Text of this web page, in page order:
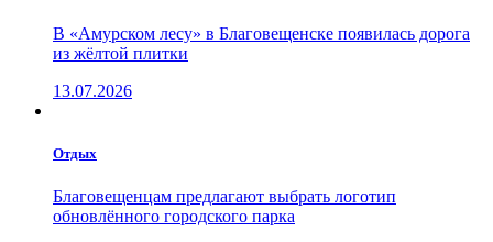
В «Амурском лесу» в Благовещенске появилась дорога
из жёлтой плитки
13.07.2026
Отдых
Благовещенцам предлагают выбрать логотип
обновлённого городского парка